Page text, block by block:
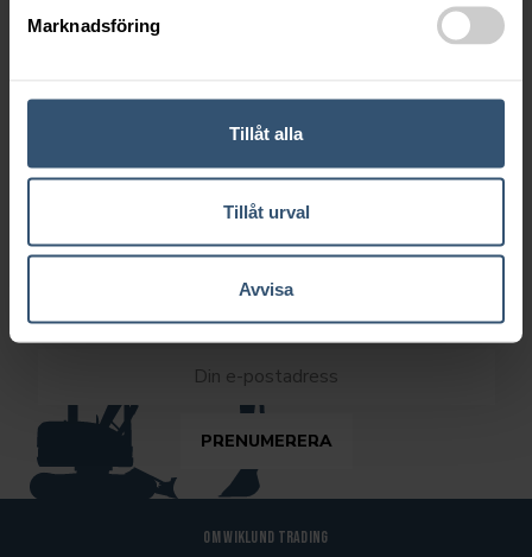
Marknadsföring
Tillåt alla
Tillåt urval
Avvisa
NYHETSBREV
Vill ni ta del av vårt nyhetsbrev? Vänligen fyll i er e-postadress
adress i fältet nedan.
Om Wiklund Trading